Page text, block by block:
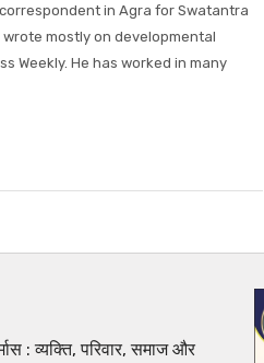
in Agra for Swatantra
wrote mostly on developmental
Weekly. He has worked in many
: व्यक्ति, परिवार, समाज और